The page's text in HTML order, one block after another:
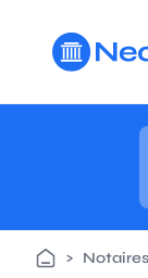
> Notaires